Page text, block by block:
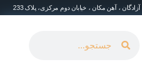
آزادگان ، آهن مکان ، خیابان دوم مرکزی، پلاک 233